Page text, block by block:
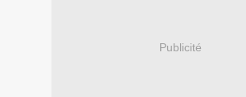
Publicité